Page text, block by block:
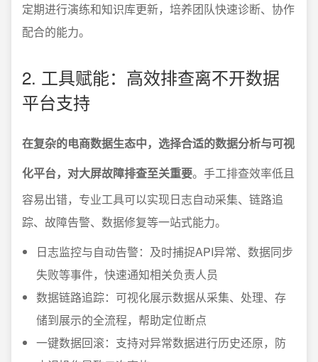
定期进行演练和知识库更新，培养团队快速诊断、协作
配合的能力。
2. 工具赋能：高效排查离不开数据
平台支持
在复杂的电商数据生态中，选择合适的数据分析与可视
化平台，对大屏故障排查至关重要。手工排查效率低且
容易出错，专业工具可以实现日志自动采集、链路追
踪、故障告警、数据修复等一站式能力。
日志监控与自动告警：及时捕捉API异常、数据同步
失败等事件，快速通知相关负责人员
数据链路追踪：可视化展示数据从采集、处理、存
储到展示的全流程，帮助定位断点
一键数据回滚：支持对异常数据进行历史还原，防